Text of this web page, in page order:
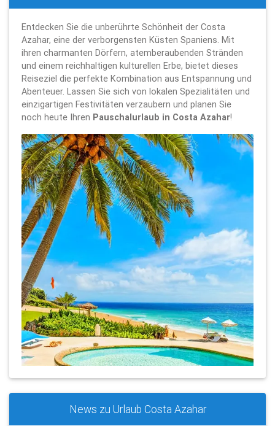
Entdecken Sie die unberührte Schönheit der Costa
Azahar, eine der verborgensten Küsten Spaniens. Mit
ihren charmanten Dörfern, atemberaubenden Stränden
und einem reichhaltigen kulturellen Erbe, bietet dieses
Reiseziel die perfekte Kombination aus Entspannung und
Abenteuer. Lassen Sie sich von lokalen Spezialitäten und
einzigartigen Festivitäten verzaubern und planen Sie
noch heute Ihren Pauschalurlaub in Costa Azahar!
News zu Urlaub Costa Azahar